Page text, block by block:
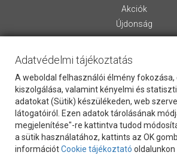
Akciók
Újdonság
Rólunk
Általános Szerződési
Szállítási információk
Letölthető anyagok
Kapcsolat
Vevőszolgálat
Cookie Szabályzat
Adatvédelmi tájékoztatás
A weboldal felhasználói élmény
kiszolgálása, valamint kényelmi és
adatokat (Sütik) készülékeden, web
látogatóiról. Ezen adatok tárolásának
megjelenítése"-re kattintva tudod
a sütik használatához, kattints az OK
információtCookie tájékoztató oldalunkon